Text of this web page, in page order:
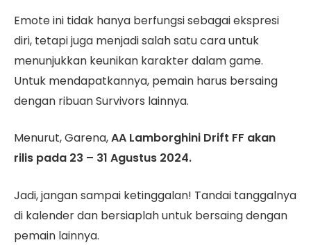
Emote ini tidak hanya berfungsi sebagai ekspresi
diri, tetapi juga menjadi salah satu cara untuk
menunjukkan keunikan karakter dalam game.
Untuk mendapatkannya, pemain harus bersaing
dengan ribuan Survivors lainnya.
Menurut, Garena,AA Lamborghini Drift FF akan
rilis pada 23 – 31 Agustus 2024.
Jadi, jangan sampai ketinggalan! Tandai tanggalnya
di kalender dan bersiaplah untuk bersaing dengan
pemain lainnya.